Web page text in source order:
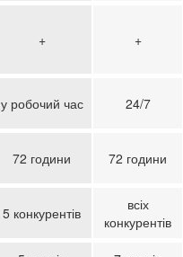
+ +
у робочий час 24/7
72 години 72 години
5 конкурентів
всіх
конкурентів